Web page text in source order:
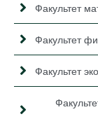
Факультет
Факультет
Факультет